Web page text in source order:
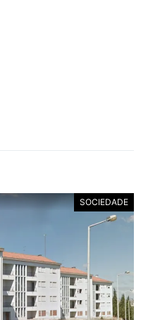
SOCIEDADE